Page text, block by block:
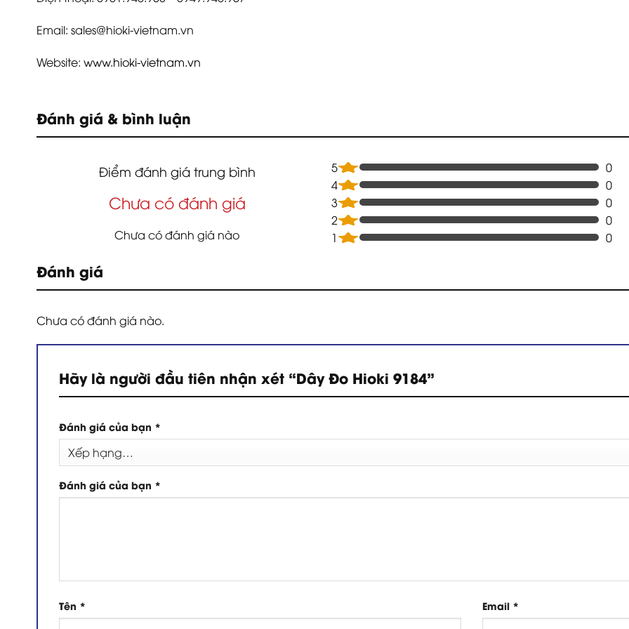
Email: sales@hioki-vietnam.vn
Website: www.hioki-vietnam.vn
Đánh giá & bình luận
Điểm đánh giá trung bình
Chưa có đánh giá
Chưa có đánh giá nào
5
0
4
0
3
0
2
0
1
0
Đánh giá
Chưa có đánh giá nào.
Hãy là người đầu tiên nhận xét “Dây Đo Hioki 9184”
Đánh giá của bạn *
Đánh giá của bạn *
Tên * Email *